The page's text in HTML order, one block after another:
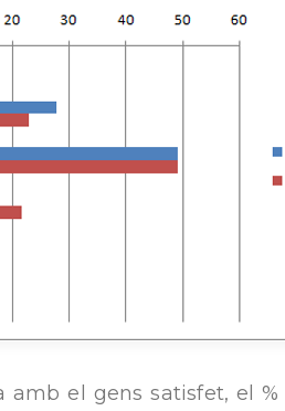
amb el gens satisfet, el